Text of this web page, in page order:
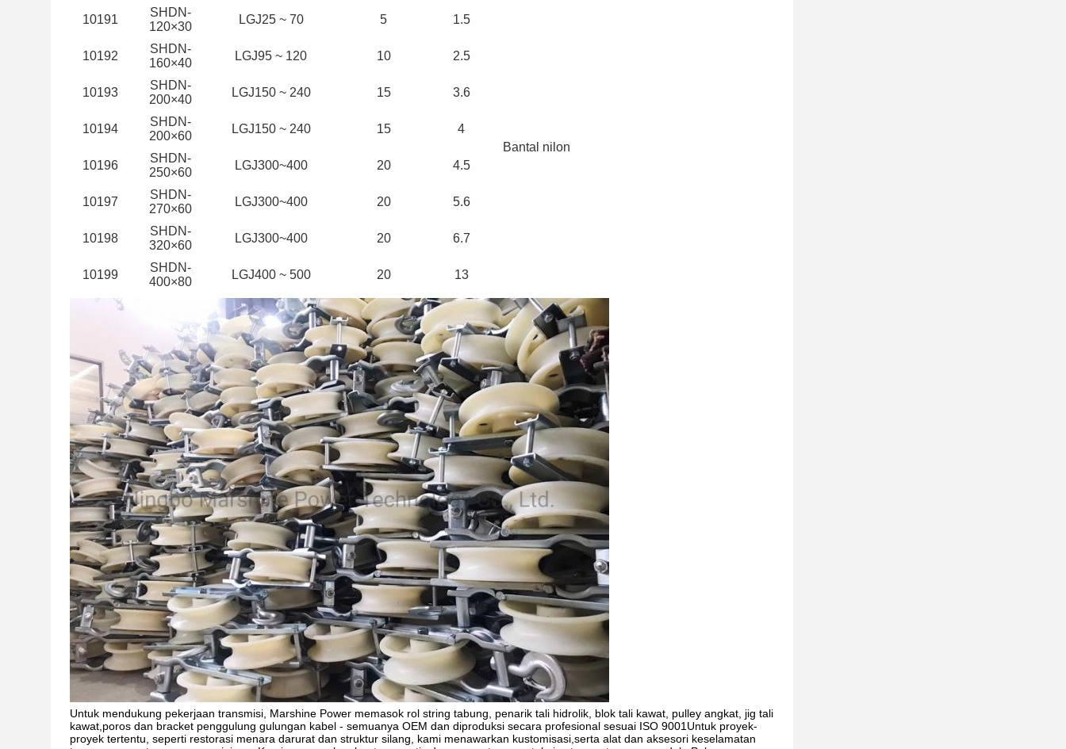
10191
SHDN-
120×30
LGJ25 ~ 70 5 1.5
Bantal nilon
10192
SHDN-
160×40
LGJ95 ~ 120 10 2.5
10193
SHDN-
200×40
LGJ150 ~ 240 15 3.6
10194
SHDN-
200×60
LGJ150 ~ 240 15 4
10196
SHDN-
250×60
LGJ300~400 20 4.5
10197
SHDN-
270×60
LGJ300~400 20 5.6
10198
SHDN-
320×60
LGJ300~400 20 6.7
10199
SHDN-
400×80
LGJ400 ~ 500 20 13
Untuk mendukung pekerjaan transmisi, Marshine Power memasok rol string tabung, penarik tali hidrolik, blok tali kawat, pulley angkat, jig tali
kawat,poros dan bracket penggulung gulungan kabel - semuanya OEM dan diproduksi secara profesional sesuai ISO 9001Untuk proyek-
proyek tertentu, seperti restorasi menara darurat dan struktur silang, kami menawarkan kustomisasi,serta alat dan aksesori keselamatan